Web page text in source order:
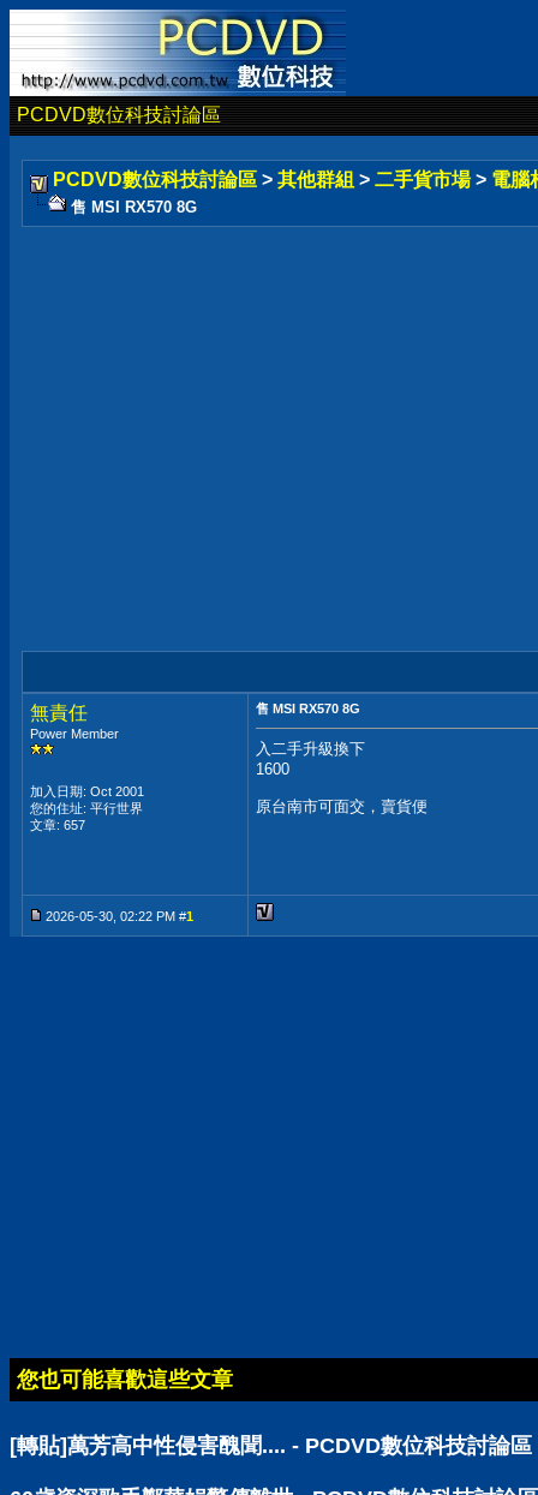
PCDVD數位科技討論區
PCDVD數位科技討論區 > 其他群組 > 二手貨市場 > 電腦
售 MSI RX570 8G
無責任
Power Member
加入日期: Oct 2001
您的住址: 平行世界
文章: 657
售 MSI RX570 8G
入二手升級換下
1600
原台南市可面交，賣貨便
2026-05-30, 02:22 PM #1
您也可能喜歡這些文章
[轉貼]萬芳高中性侵害醜聞.... - PCDVD數位科技討論區